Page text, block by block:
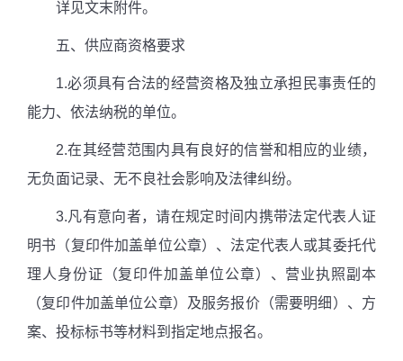
详见文末附件。
五、供应商资格要求
1.必须具有合法的经营资格及独立承担民事责任的
能力、依法纳税的单位。
2.在其经营范围内具有良好的信誉和相应的业绩，
无负面记录、无不良社会影响及法律纠纷。
3.凡有意向者，请在规定时间内携带法定代表人证
明书（复印件加盖单位公章）、法定代表人或其委托代
理人身份证（复印件加盖单位公章）、营业执照副本
（复印件加盖单位公章）及服务报价（需要明细）、方
案、投标标书等材料到指定地点报名。